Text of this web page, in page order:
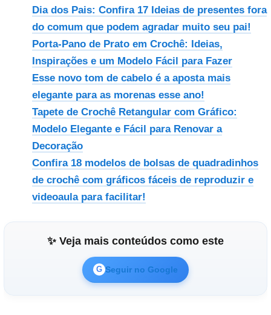
Dia dos Pais: Confira 17 Ideias de presentes fora
do comum que podem agradar muito seu pai!
Porta-Pano de Prato em Crochê: Ideias,
Inspirações e um Modelo Fácil para Fazer
Esse novo tom de cabelo é a aposta mais
elegante para as morenas esse ano!
Tapete de Crochê Retangular com Gráfico:
Modelo Elegante e Fácil para Renovar a
Decoração
Confira 18 modelos de bolsas de quadradinhos
de crochê com gráficos fáceis de reproduzir e
videoaula para facilitar!
✨ Veja mais conteúdos como este
G Seguir no Google